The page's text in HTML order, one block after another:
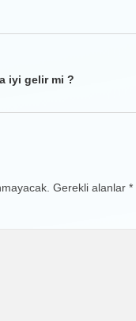
iyi gelir mi ?
Gerekli alanlar *